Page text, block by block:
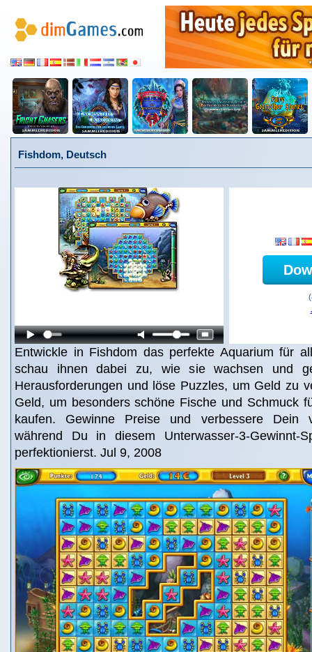
Fishdom, Deutsch
Entwickle in Fishdom das perfekte Aquarium für
schau ihnen dabei zu, wie sie wachsen und
Herausforderungen und löse Puzzles, um Geld zu
Geld, um besonders schöne Fische und Schmuck
kaufen. Gewinne Preise und verbessere Dein
während Du in diesem Unterwasser-3-Gewinnt-
perfektionierst. Jul 9, 2008